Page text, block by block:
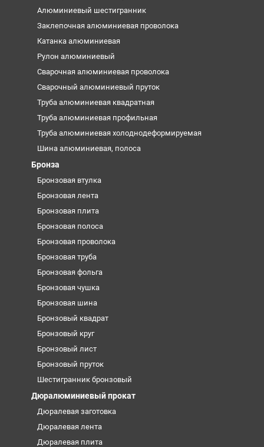
Алюминиевый шестигранник
Заклепочная алюминиевая проволока
Катанка алюминиевая
Рулон алюминиевый
Сварочная алюминиевая проволока
Сварочный алюминиевый пруток
Труба алюминиевая квадратная
Труба алюминиевая профильная
Труба алюминиевая холоднодеформируемая
Шина алюминиевая, полоса
Бронза
Бронзовая втулка
Бронзовая лента
Бронзовая плита
Бронзовая полоса
Бронзовая проволока
Бронзовая труба
Бронзовая фольга
Бронзовая чушка
Бронзовая шина
Бронзовый квадрат
Бронзовый круг
Бронзовый лист
Бронзовый пруток
Шестигранник бронзовый
Дюралюминиевый прокат
Дюралевая заготовка
Дюралевая лента
Дюралевая плита